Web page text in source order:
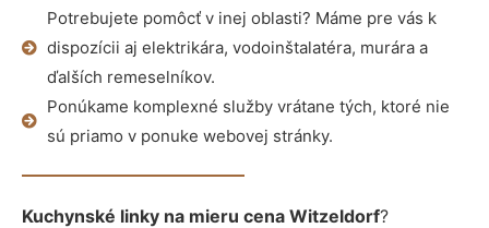
Potrebujete pomôcť v inej oblasti? Máme pre vás k
dispozícii aj elektrikára, vodoinštalatéra, murára a
ďalších remeselníkov.
Ponúkame komplexné služby vrátane tých, ktoré nie
sú priamo v ponuke webovej stránky.
Kuchynské linky na mieru cena Witzeldorf?